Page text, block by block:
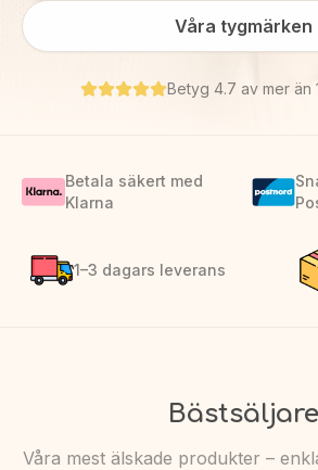
Våra tygmärken
Betyg 4.7 av mer än
Betala säkert med
Klarna
1–3 dagars leverans
Bästsäljare
Våra mest älskade produkter –